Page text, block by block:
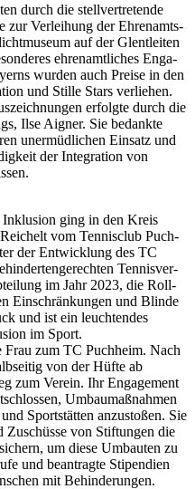
durch die stell­ver­tre­tende
zur Verlei­hung der Ehren­amts­
auf der Glent­lei­ten
ehren­amt­li­ches Enga­
wurden auch Preise in den
und Stille Stars verlie­hen.
erfolgte durch die
Ilse Aigner. Sie bedankte
uner­müd­li­chen Einsatz und
der Inte­gra­tion von
ging in den Kreis
vom Tennis­club Puch­
der Entwick­lung des TC
Tennis­ver­
im Jahr 2023, die Roll­
Einschrän­kun­gen und Blinde
und ist ein leuch­ten­des
im Sport.
Frau zum TC Puch­heim. Nach
von der Hüfte ab
zum Verein. Ihr Enga­ge­ment
Umbau­maß­nah­men
Sport­stät­ten anzu­sto­ßen. Sie
Zuschüsse von Stif­tun­gen die
um diese Umbau­ten zu
und bean­tragte Stipen­dien
mit Behinderungen.